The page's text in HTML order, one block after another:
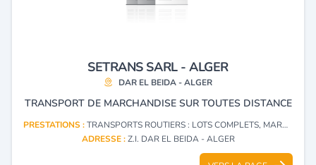
SETRANS SARL - ALGER
DAR EL BEIDA - ALGER
TRANSPORT DE MARCHANDISE SUR TOUTES DISTANCE
PRESTATIONS :TRANSPORTS ROUTIERS : LOTS COMPLETS, MARCHANDISES DIVERSES
ADRESSE :Z.I. DAR EL BEIDA - ALGER